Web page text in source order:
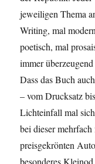
jeweiligen Thema
Writing, mal
poetisch, mal
immer
Dass das Buch
– vom Drucksatz
Lichteinfall mal
bei dieser
preisgekrönten